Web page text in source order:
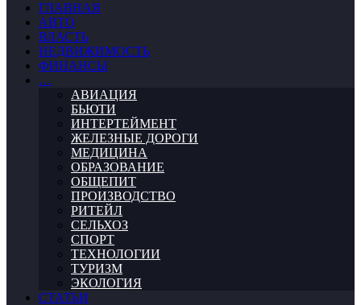
ГЛАВНАЯ
АВТО
ВЛАСТЬ
НЕДВИЖИМОСТЬ
ФИНАНСЫ
…
АВИАЦИЯ
БЬЮТИ
ИНТЕРТЕЙМЕНТ
ЖЕЛЕЗНЫЕ ДОРОГИ
МЕДИЦИНА
ОБРАЗОВАНИЕ
ОБЩЕПИТ
ПРОИЗВОДСТВО
РИТЕЙЛ
СЕЛЬХОЗ
СПОРТ
ТЕХНОЛОГИИ
ТУРИЗМ
ЭКОЛОГИЯ
СТАТЬИ